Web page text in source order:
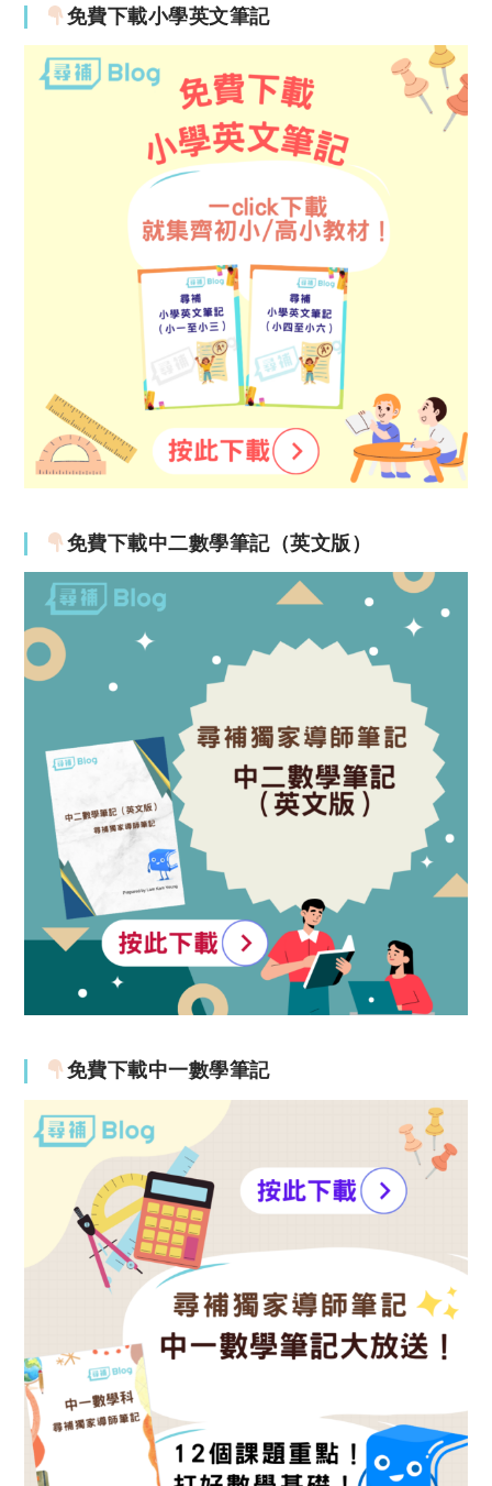
免費下載小學英文筆記
免費下載中二數學筆記（英文版）
免費下載中一數學筆記